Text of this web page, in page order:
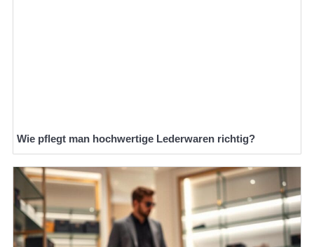
Wie pflegt man hochwertige Lederwaren richtig?